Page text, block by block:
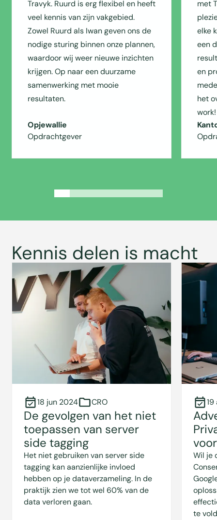
Travyk. Ruurd is erg flexibel en heeft
veel kennis van zijn vakgebied.
Zowel Ruurd als Iwan geven ons de
nodige sturing binnen onze plannen,
waardoor wij weer nieuwe inzichten
krijgen. Op naar een duurzame
samenwerking met mooie
resultaten.
Opjewallie
Opdrachtgever
met
elke
een
en
het
work!
Kennis delen is macht
18 jun 2024 CRO
De gevolgen van het niet
toepassen van server
side tagging
Het niet gebruiken van server side
tagging kan aanzienlijke invloed
hebben op je dataverzameling. In de
praktijk zien we tot wel 60% van de
data verloren gaan.
Wil je
te